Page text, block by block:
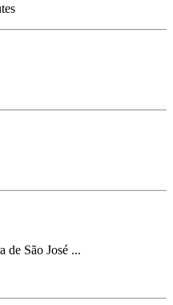
de São José ...